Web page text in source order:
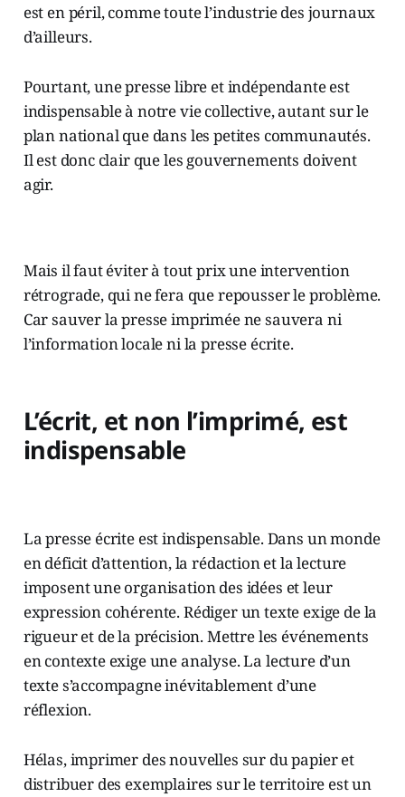
est en péril, comme toute l’industrie des journaux
d’ailleurs.
Pourtant, une presse libre et indépendante est
indispensable à notre vie collective, autant sur le
plan national que dans les petites communautés.
Il est donc clair que les gouvernements doivent
agir.
Mais il faut éviter à tout prix une intervention
rétrograde, qui ne fera que repousser le problème.
Car sauver la presse imprimée ne sauvera ni
l’information locale ni la presse écrite.
L’écrit, et non l’imprimé, est
indispensable
La presse écrite est indispensable. Dans un monde
en déficit d’attention, la rédaction et la lecture
imposent une organisation des idées et leur
expression cohérente. Rédiger un texte exige de la
rigueur et de la précision. Mettre les événements
en contexte exige une analyse. La lecture d’un
texte s’accompagne inévitablement d’une
réflexion.
Hélas, imprimer des nouvelles sur du papier et
distribuer des exemplaires sur le territoire est un